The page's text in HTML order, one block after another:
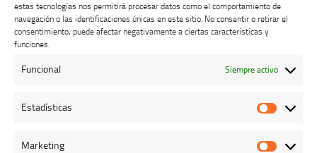
estas tecnologías nos permitirá procesar datos como el comportamiento de
navegación o las identificaciones únicas en este sitio. No consentir o retirar el
consentimiento, puede afectar negativamente a ciertas características y
funciones.
Funcional Siempre activo
Estadísticas
Marketing
Buzón de dudas, quejas y sugerencias